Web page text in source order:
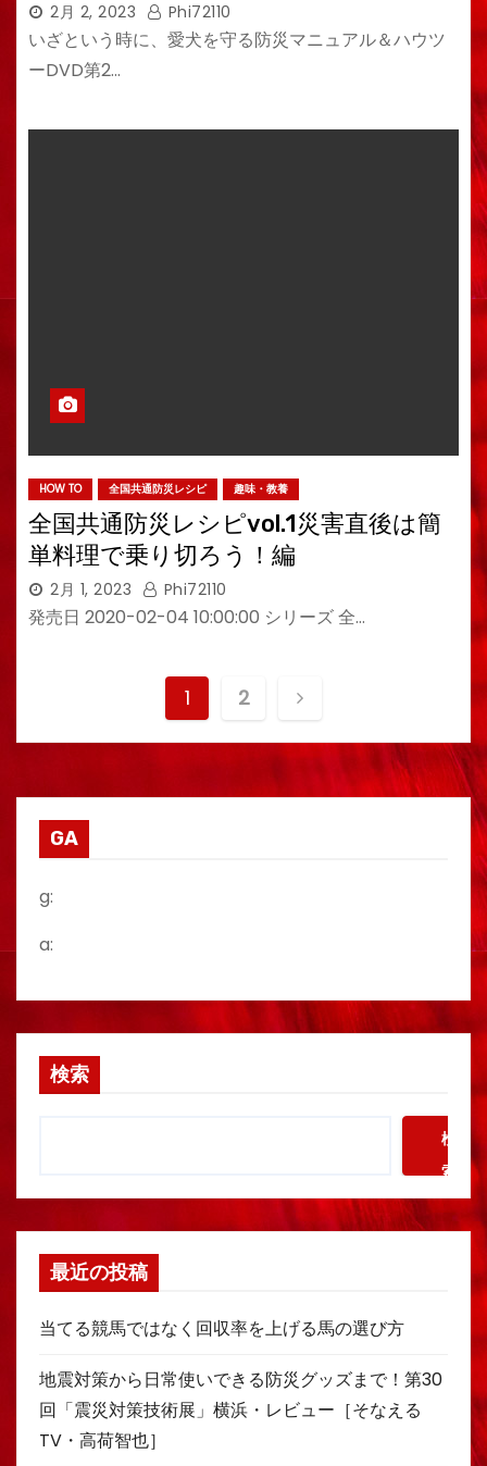
2月 2, 2023 Phi72110
いざという時に、愛犬を守る防災マニュアル＆ハウツ
ーDVD第2…
HOW TO 全国共通防災レシピ 趣味・教養
全国共通防災レシピvol.1災害直後は簡
単料理で乗り切ろう！編
2月 1, 2023 Phi72110
発売日 2020-02-04 10:00:00 シリーズ 全…
投
稿
の
1 2
GA
g:
a:
検索
検
索
最近の投稿
当てる競馬ではなく回収率を上げる馬の選び方
地震対策から日常使いできる防災グッズまで！第30
回「震災対策技術展」横浜・レビュー［そなえる
TV・高荷智也］